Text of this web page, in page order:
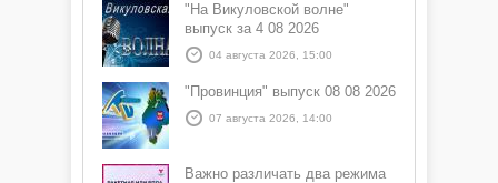
"На Викуловской волне"
выпуск за 4 08 2026
04 августа 2026, 15:00
"Провинция" выпуск 08 08 2026
07 августа 2026, 14:00
Важно различать два режима